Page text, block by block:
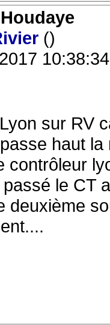
()
10:38:34
sur RV
haut
contrôleur
le CT
deuxième